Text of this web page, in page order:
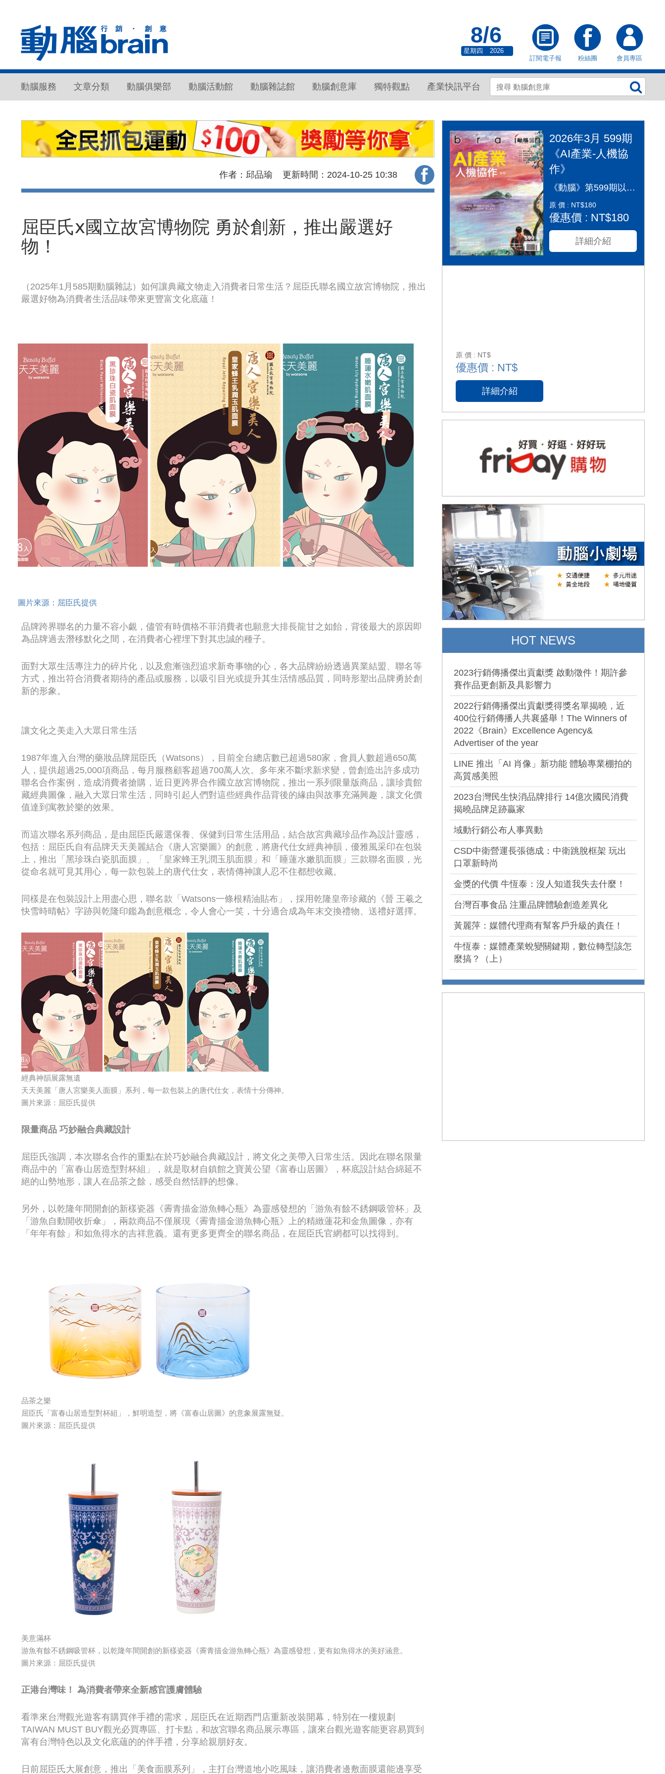
8/6
星期四
2026
訂閱電子報
粉絲團 會員專區
動腦服務 文章分類 動腦俱樂部 動腦活動館 動腦雜誌館 動腦創意庫 獨特觀點 產業快訊平台
作者：邱品瑜 更新時間：2024-10-25 10:38
屈臣氏ⅹ國立故宮博物院 勇於創新，推出嚴選好
物！
（2025年1月585期動腦雜誌）如何讓典藏文物走入消費者日常生活？屈臣氏聯名國立故宮博物院，推出
嚴選好物為消費者生活品味帶來更豐富文化底蘊！
圖片來源：屈臣氏提供
品牌跨界聯名的力量不容小覷，儘管有時價格不菲消費者也願意大排長龍甘之如飴，背後最大的原因即
為品牌過去潛移默化之間，在消費者心裡埋下對其忠誠的種子。
面對大眾生活專注力的碎片化，以及愈漸強烈追求新奇事物的心，各大品牌紛紛透過異業結盟、聯名等
方式，推出符合消費者期待的產品或服務，以吸引目光或提升其生活情感品質，同時形塑出品牌勇於創
新的形象。
讓文化之美走入大眾日常生活
1987年進入台灣的藥妝品牌屈臣氏（Watsons），目前全台總店數已超過580家，會員人數超過650萬
人，提供超過25,000項商品，每月服務顧客超過700萬人次。多年來不斷求新求變，曾創造出許多成功
聯名合作案例，造成消費者搶購，近日更跨界合作國立故宮博物院，推出一系列限量版商品，讓珍貴館
藏經典圖像，融入大眾日常生活，同時引起人們對這些經典作品背後的緣由與故事充滿興趣，讓文化價
值達到寓教於樂的效果。
而這次聯名系列商品，是由屈臣氏嚴選保養、保健到日常生活用品，結合故宮典藏珍品作為設計靈感，
包括：屈臣氏自有品牌天天美麗結合《唐人宮樂圖》的創意，將唐代仕女經典神韻，優雅風采印在包裝
上，推出「黑珍珠白瓷肌面膜」、「皇家蜂王乳潤玉肌面膜」和「睡蓮水嫩肌面膜」三款聯名面膜，光
從命名就可見其用心，每一款包裝上的唐代仕女，表情傳神讓人忍不住都想收藏。
同樣是在包裝設計上用盡心思，聯名款「Watsons一條根精油貼布」，採用乾隆皇帝珍藏的《晉 王羲之
快雪時晴帖》字跡與乾隆印鑑為創意概念，令人會心一笑，十分適合成為年末交換禮物、送禮好選擇。
經典神韻展露無遺
天天美麗「唐人宮樂美人面膜」系列，每一款包裝上的唐代仕女，表情十分傳神。
圖片來源：屈臣氏提供
限量商品 巧妙融合典藏設計
屈臣氏強調，本次聯名合作的重點在於巧妙融合典藏設計，將文化之美帶入日常生活。因此在聯名限量
商品中的「富春山居造型對杯組」，就是取材自鎮館之寶黃公望《富春山居圖》，杯底設計結合綿延不
絕的山勢地形，讓人在品茶之餘，感受自然恬靜的想像。
另外，以乾隆年間開創的新樣瓷器《霽青描金游魚轉心瓶》為靈感發想的「游魚有餘不銹鋼吸管杯」及
「游魚自動開收折傘」，兩款商品不僅展現《霽青描金游魚轉心瓶》上的精緻蓮花和金魚圖像，亦有
「年年有餘」和如魚得水的吉祥意義。還有更多更齊全的聯名商品，在屈臣氏官網都可以找得到。
品茶之樂
屈臣氏「富春山居造型對杯組」，鮮明造型，將《富春山居圖》的意象展露無疑。
圖片來源：屈臣氏提供
美意滿杯
游魚有餘不銹鋼吸管杯，以乾隆年間開創的新樣瓷器《霽青描金游魚轉心瓶》為靈感發想，更有如魚得水的美好涵意。
圖片來源：屈臣氏提供
正港台灣味！ 為消費者帶來全新感官護膚體驗
看準來台灣觀光遊客有購買伴手禮的需求，屈臣氏在近期西門店重新改裝開幕，特別在一樓規劃
TAIWAN MUST BUY觀光必買專區、打卡點，和故宮聯名商品展示專區，讓來台觀光遊客能更容易買到
富有台灣特色以及文化底蘊的的伴手禮，分享給親朋好友。
日前屈臣氏大展創意，推出「美食面膜系列」，主打台灣道地小吃風味，讓消費者邊敷面膜還能邊享受
2026年3月 599期
《AI產業-人機協
作》
《動腦》第599期以「AI產業：人機協作」為封面故事，探討AI從「造夢期」邁入「落地應用」的關鍵變革。本期深入剖析2026年AI產業全景，涵蓋代理型AI（Agentic AI）如何重塑顧客旅程、企業導入實戰指南及風險治理。透過專家觀點，解構從智慧金融到行銷流程的自動化轉型，並探討「人機協作」模式下，行銷人如何從軟體操作者轉變為AI指揮官，在矽基與碳基共存的時代，將算力轉化為驅動企業長期成長的關鍵動能，打造更有溫度的未來生活。
原 價 : NT$180
優惠價 : NT$180
詳細介紹
原 價 : NT$
優惠價 : NT$
詳細介紹
HOT NEWS
2023行銷傳播傑出貢獻獎 啟動徵件！期許參
賽作品更創新及具影響力
2022行銷傳播傑出貢獻獎得獎名單揭曉，近
400位行銷傳播人共襄盛舉！The Winners of
2022《Brain》Excellence Agency&
Advertiser of the year
LINE 推出「AI 肖像」新功能 體驗專業棚拍的
高質感美照
2023台灣民生快消品牌排行 14億次國民消費
揭曉品牌足跡贏家
域動行銷公布人事異動
CSD中衛營運長張德成：中衛跳脫框架 玩出
口罩新時尚
金獎的代價 牛恆泰：沒人知道我失去什麼！
台灣百事食品 注重品牌體驗創造差異化
黃麗萍：媒體代理商有幫客戶升級的責任！
牛恆泰：媒體產業蛻變關鍵期，數位轉型該怎
麼搞？（上）